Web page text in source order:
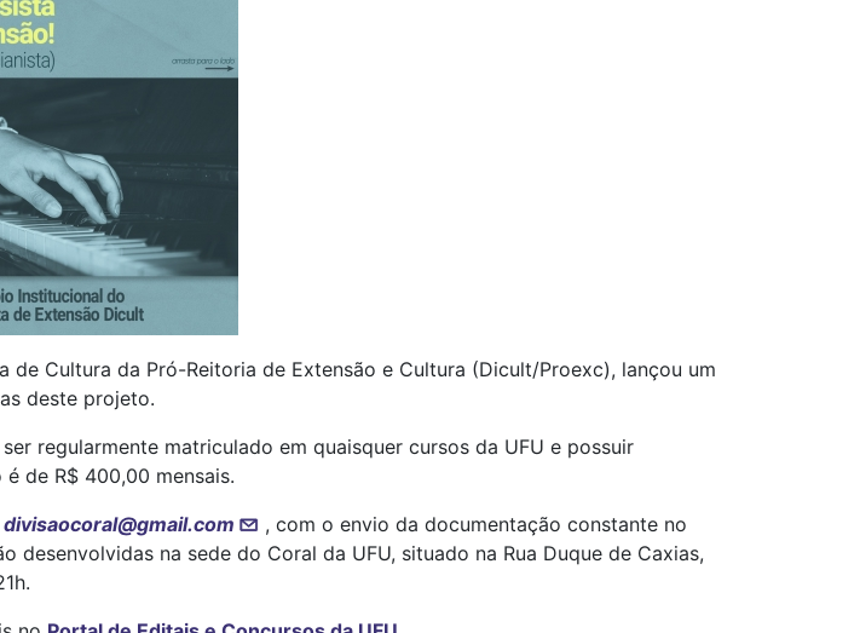
Cultura da Pró-Reitoria de Extensão e Cultura (Dicult/Proexc), lançou um
deste projeto.
regularmente matriculado em quaisquer cursos da UFU e possuir
de R$ 400,00 mensais.
divisaocoral@gmail.com
, com o envio da documentação constante no
desenvolvidas na sede do Coral da UFU, situado na Rua Duque de Caxias,